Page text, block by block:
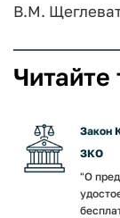
В.М.
Читайте
Закон
ЗКО
"О